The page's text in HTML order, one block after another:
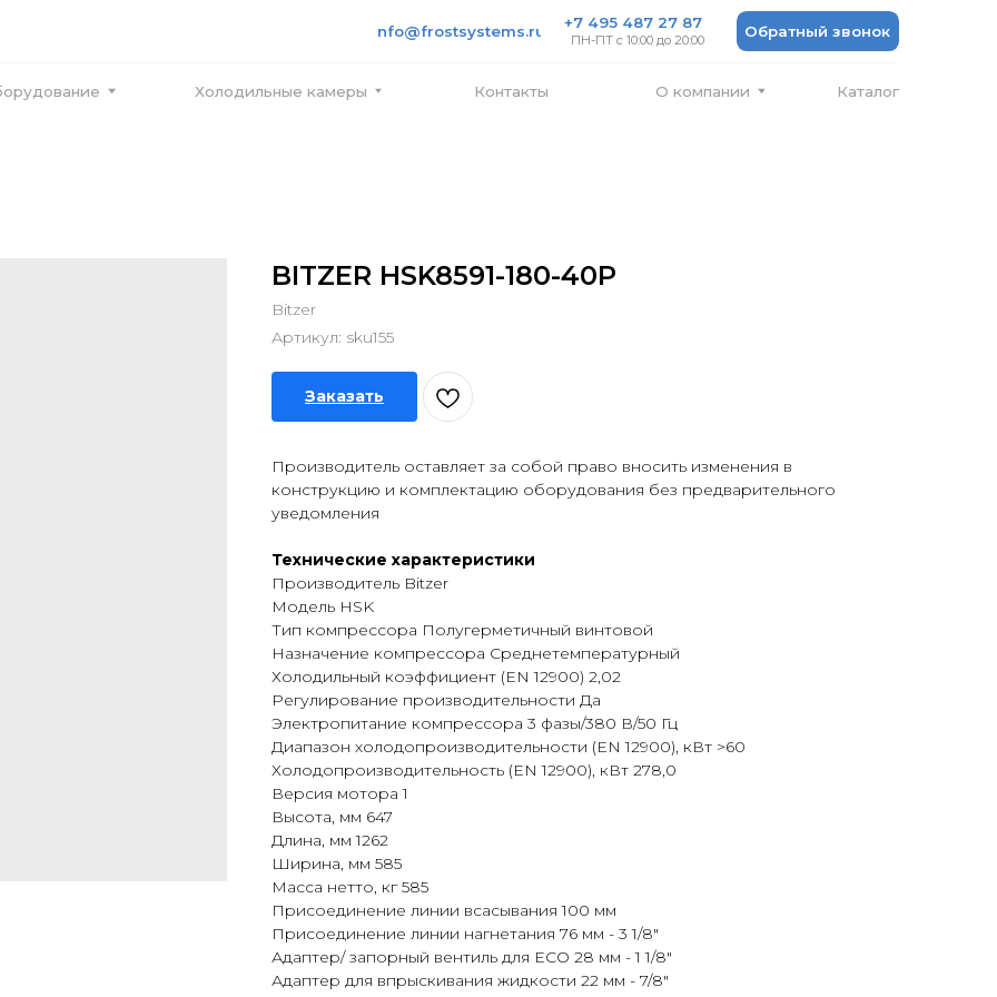
Обратный звонок
+7 495 487 27 87
info@frostsystems.ru
ПН-ПТ с 10:00 до 20:00
BITZER HSK8591-180-40P
Bitzer
Артикул: sku155
Заказать
Производитель оставляет за собой право вносить изменения в
конструкцию и комплектацию оборудования без предварительного
уведомления
Технические характеристики
Производитель Bitzer
Модель HSK
Тип компрессора Полугерметичный винтовой
Назначение компрессора Среднетемпературный
Холодильный коэффициент (EN 12900) 2,02
Регулирование производительности Да
Электропитание компрессора 3 фазы/380 В/50 Гц
Диапазон холодопроизводительности (EN 12900), кВт >60
Холодопроизводительность (EN 12900), кВт 278,0
Версия мотора 1
Высота, мм 647
Длина, мм 1262
Ширина, мм 585
Масса нетто, кг 585
Присоединение линии всасывания 100 мм
Присоединение линии нагнетания 76 мм - 3 1/8"
Адаптер/ запорный вентиль для ЕСО 28 мм - 1 1/8"
Адаптер для впрыскивания жидкости 22 мм - 7/8"